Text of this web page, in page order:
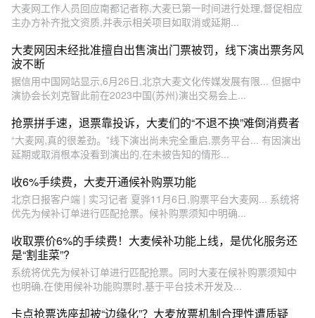
大麦网工作人员回应南都记者称,大麦已第一时间进行处理,督促相应
主办方补齐批文资质,并表示相关项目如取消或延期...
大麦网因未经批准擅自出售演出门票被罚，线下演出票务风
波不断
据信用中国网站显示,6月26日,北京大麦文化传媒发展有限... 但据中
演协会长刘克智此前在2023中国(苏州)演出交易会上...
抢票拼手速，退票靠投诉，大麦们的“不退不换”难倒消费者
“大麦网,真的很差劲。”线下演出尚未完全重启,票务平台... 有因演出
延期或取消根本没看到演出的,在未被告知的情形...
收6%手续费，大麦开通候补购票功能
北京日报客户端 | 实习记者 夏骅11月6日,购票平台大麦网... 系统将
优先为候补订单进行匹配抢票。候补购票须知中明确...
收取票价6%的手续费！大麦候补功能上线，是优化服务还
是“割韭菜”?
系统将优先为候补订单进行匹配抢票。同时大麦在候补购票须知中
也明确,在使用候补功能购票时,基于平台技术开发及...
卡点抢票选座却被“边缘化”？大麦放票机制合理性遭质疑